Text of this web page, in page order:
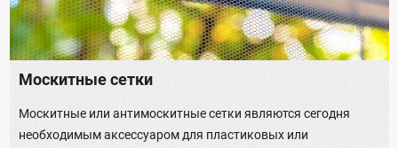
Москитные сетки
Москитные или антимоскитные сетки являются сегодня
необходимым аксессуаром для пластиковых или